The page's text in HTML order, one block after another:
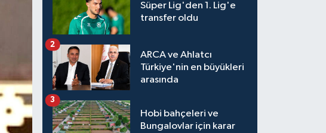
Süper Lig'den 1. Lig'e
transfer oldu
ARCA ve Ahlatcı
Türkiye'nin en büyükleri
arasında
2
Hobi bahçeleri ve
Bungalovlar için karar
3